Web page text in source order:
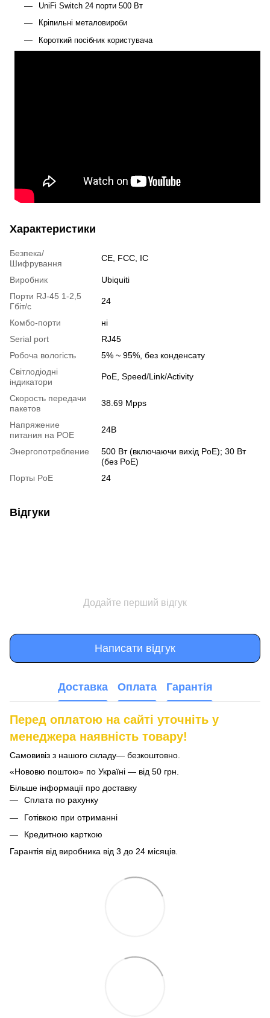
UniFi Switch 24 порти 500 Вт
Кріпильні металовироби
Короткий посібник користувача
Характеристики
Безпека/
Шифрування
CE, FCC, IC
Виробник
Ubiquiti
Порти RJ-45 1-2,5
Гбіт/с
24
Комбо-порти
ні
Serial port
RJ45
Робоча вологість
5% ~ 95%, без конденсату
Світлодіодні
індикатори
PoE, Speed/Link/Activity
Скорость передачи
пакетов
38.69 Mpps
Напряжение
питания на POE
24В
Энергопотребление
500 Вт (включаючи вихід PoE); 30 Вт
(без PoE)
Порты PoE
24
Відгуки
Додайте перший відгук
Написати відгук
Доставка Оплата Гарантія
Перед оплатою на сайті уточніть у
менеджера наявність товару!
Самовивіз з нашого складу— безкоштовно.
«Нововю поштою» по Україні — від 50 грн.
Більше інформації про доставку
Сплата по рахунку
Готівкою при отриманні
Кредитною карткою
Гарантія від виробника від 3 до 24 місяців.